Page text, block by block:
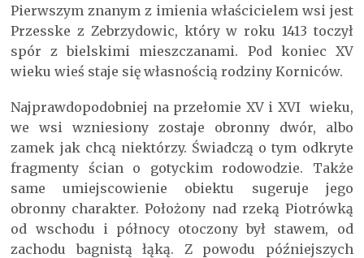
Pierwszym znanym z imienia właścicielem wsi jest
Przesske z Zebrzydowic, który w roku 1413 toczył
spór z bielskimi mieszczanami. Pod koniec XV
wieku wieś staje się własnością rodziny Korniców.
Najprawdopodobniej na przełomie XV i XVI wieku,
we wsi wzniesiony zostaje obronny dwór, albo
zamek jak chcą niektórzy. Świadczą o tym odkryte
fragmenty ścian o gotyckim rodowodzie. Także
same umiejscowienie obiektu sugeruje jego
obronny charakter. Położony nad rzeką Piotrówką
od wschodu i północy otoczony był stawem, od
zachodu bagnistą łąką. Z powodu późniejszych